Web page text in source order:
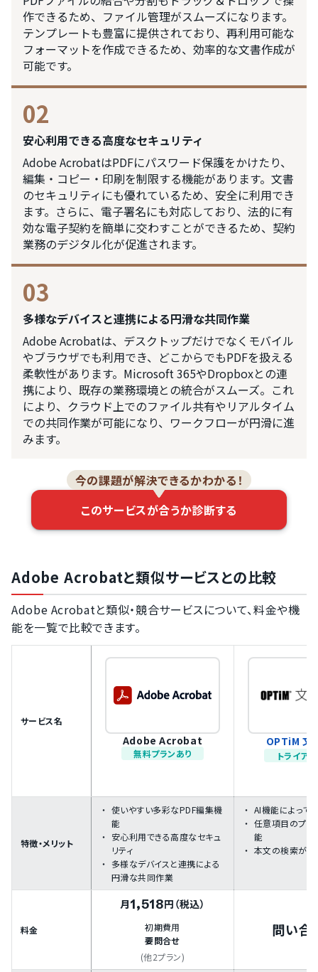
作できるため、ファイル管理がスムーズになります。
テンプレートも豊富に提供されており、再利用可能な
フォーマットを作成できるため、効率的な文書作成が
可能です。
02
安心利用できる高度なセキュリティ
Adobe AcrobatはPDFにパスワード保護をかけたり、
編集・コピー・印刷を制限する機能があります。文書
のセキュリティにも優れているため、安全に利用でき
ます。さらに、電子署名にも対応しており、法的に有
効な電子契約を簡単に交わすことができるため、契約
業務のデジタル化が促進されます。
03
多様なデバイスと連携による円滑な共同作業
Adobe Acrobatは、デスクトップだけでなくモバイル
やブラウザでも利用でき、どこからでもPDFを扱える
柔軟性があります。Microsoft 365やDropboxとの連
携により、既存の業務環境との統合がスムーズ。これ
により、クラウド上でのファイル共有やリアルタイム
での共同作業が可能になり、ワークフローが円滑に進
みます。
今の課題が解決できるかわかる！
このサービスが合うか診断する
Adobe Acrobatと類似サービスとの比較
Adobe Acrobatと類似・競合サービスについて、料金や機
能を一覧で比較できます。
サービス名
Adobe Acrobat
無料プランあり
OPTiM 文
トライア
特徴・メリット
使いやすい多彩なPDF編集機
能
安心利用できる高度なセキュ
リティ
多様なデバイスと連携による
円滑な共同作業
AI機能によって
任意項目のプロ
能
本文の検索がで
料金
月1,518円（税込）
初期費用
要問合せ
(他2プラン)
問い合